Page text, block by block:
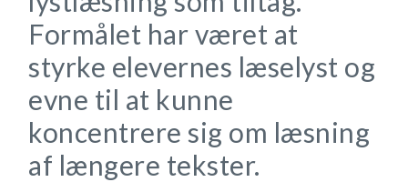
Formålet har været at
styrke elevernes læselyst og
evne til at kunne
koncentrere sig om læsning
af længere tekster.